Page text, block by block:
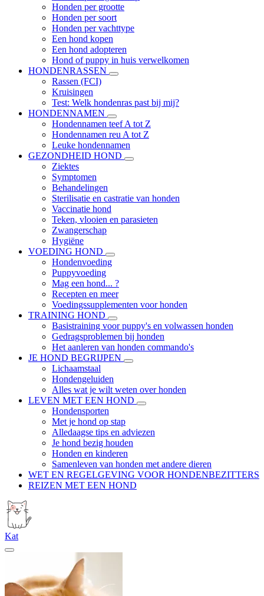
Honden per grootte
Honden per soort
Honden per vachttype
Een hond kopen
Een hond adopteren
Hond of puppy in huis verwelkomen
HONDENRASSEN
Rassen (FCI)
Kruisingen
Test: Welk hondenras past bij mij?
HONDENNAMEN
Hondennamen teef A tot Z
Hondennamen reu A tot Z
Leuke hondennamen
GEZONDHEID HOND
Ziektes
Symptomen
Behandelingen
Sterilisatie en castratie van honden
Vaccinatie hond
Teken, vlooien en parasieten
Zwangerschap
Hygiëne
VOEDING HOND
Hondenvoeding
Puppyvoeding
Mag een hond... ?
Recepten en meer
Voedingssupplementen voor honden
TRAINING HOND
Basistraining voor puppy's en volwassen honden
Gedragsproblemen bij honden
Het aanleren van honden commando's
JE HOND BEGRIJPEN
Lichaamstaal
Hondengeluiden
Alles wat je wilt weten over honden
LEVEN MET EEN HOND
Hondensporten
Met je hond op stap
Alledaagse tips en adviezen
Je hond bezig houden
Honden en kinderen
Samenleven van honden met andere dieren
WET EN REGELGEVING VOOR HONDENBEZITTERS
REIZEN MET EEN HOND
Kat